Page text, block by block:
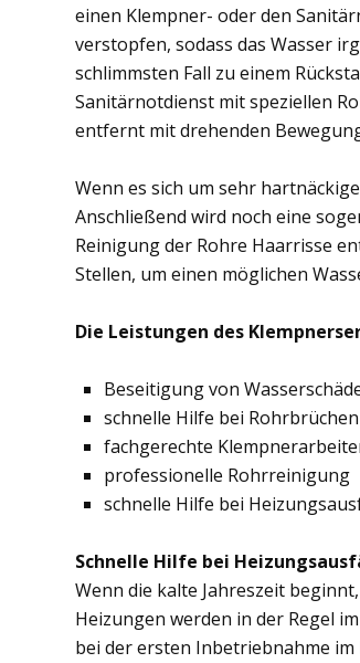
einen Klempner- oder den
verstopfen, sodass das Wasser
schlimmsten Fall zu einem
Sanitärnotdienst mit speziellen
entfernt mit drehenden
Wenn es sich um sehr
Anschließend wird noch eine
Reinigung der Rohre Haarrisse
Stellen, um einen möglichen
Die Leistungen des
Beseitigung von
schnelle Hilfe bei Rohrbrüchen
fachgerechte
professionelle Rohrreinigung
schnelle Hilfe bei
Schnelle Hilfe bei
Wenn die kalte Jahreszeit
Heizungen werden in der Regel
bei der ersten Inbetriebnahme